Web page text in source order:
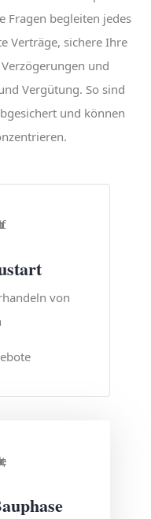
Fragen begleiten jedes
Verträge, sichere Ihre
und
Vergütung. So sind
und können
von